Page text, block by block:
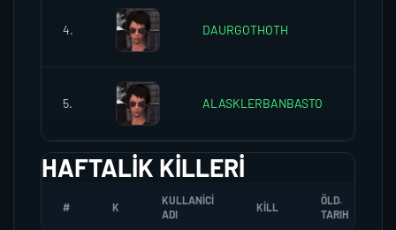
4. DAURGOTHOTH
5. ALASKLERBANBASTO
HAFTALIK KILLERI
# K
KULLANICI
ADI
KILL
ÖLD.
TARIH